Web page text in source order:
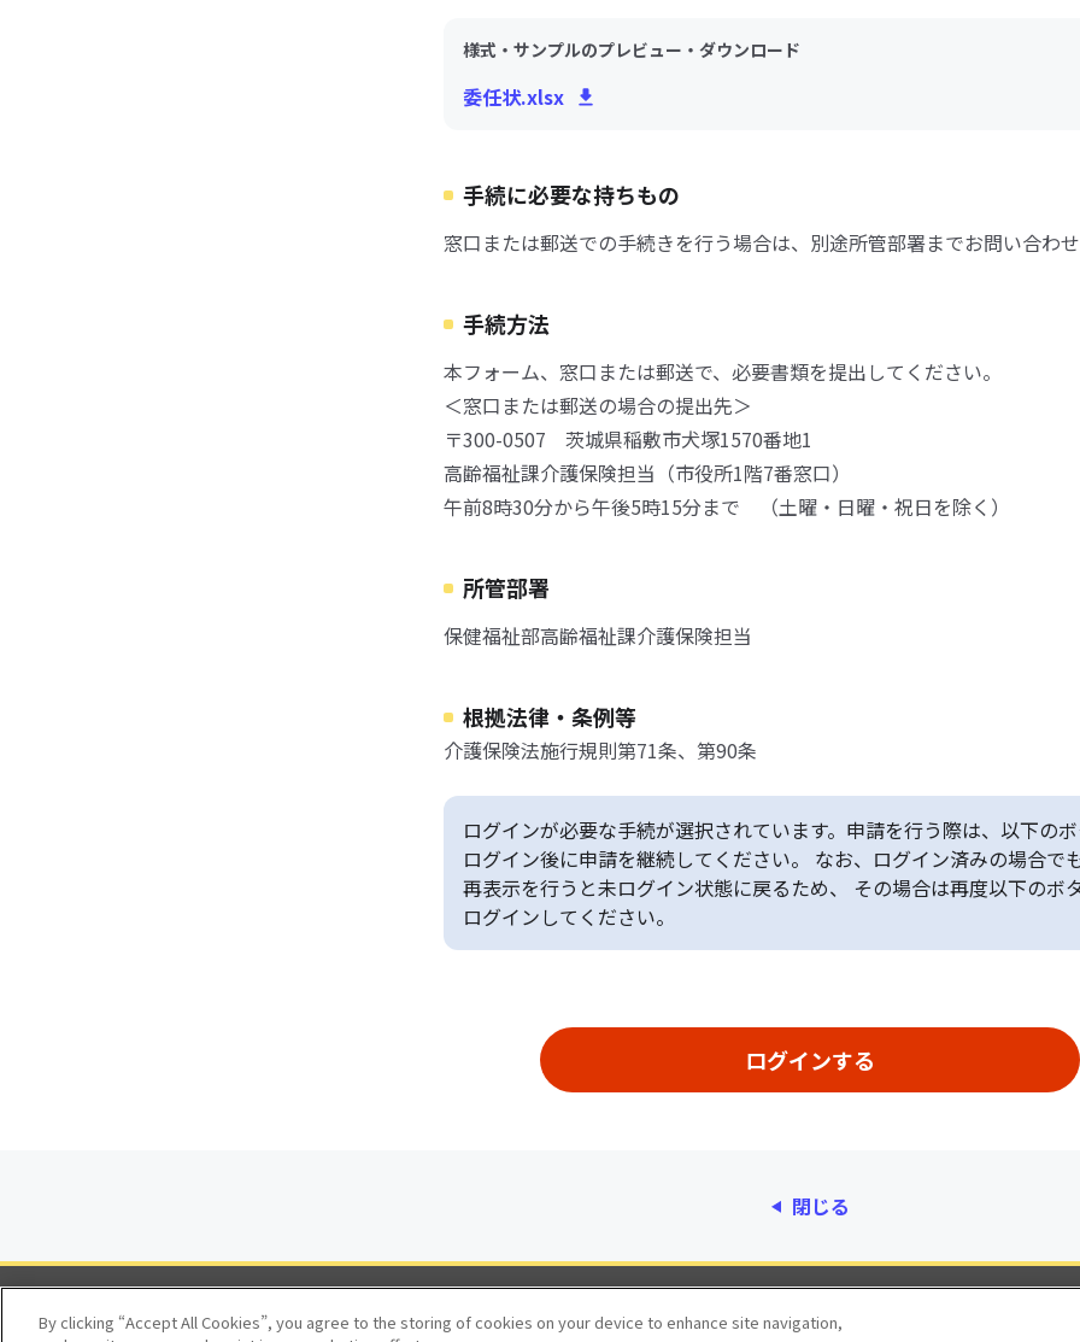
様式・サンプルのプレビュー・ダウンロード
委任状.xlsx
手続に必要な持ちもの
窓口または郵送での手続きを行う場合は、別途所管部署までお問い合わ
手続方法
本フォーム、窓口または郵送で、必要書類を提出してください。
＜窓口または郵送の場合の提出先＞
〒300-0507 茨城県稲敷市犬塚1570番地1
高齢福祉課介護保険担当（市役所1階7番窓口）
午前8時30分から午後5時15分まで （土曜・日曜・祝日を除く）
所管部署
保健福祉部高齢福祉課介護保険担当
根拠法律・条例等
介護保険法施行規則第71条、第90条
ログインが必要な手続が選択されています。申請を行う際は、以下の
ログイン後に申請を継続してください。 なお、ログイン済みの場合で
再表示を行うと未ログイン状態に戻るため、 その場合は再度以下のボ
ログインしてください。
閉じる
動作環境 個人情報保護 利用規約 アクセシ
By clicking “Accept All Cookies”, you agree to the storing of cookies on your device to enhance site navigation,